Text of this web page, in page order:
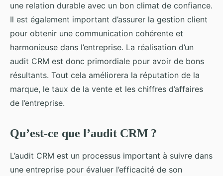
une relation durable avec un bon climat de confiance.
Il est également important d’assurer la gestion client
pour obtenir une communication cohérente et
harmonieuse dans l’entreprise. La réalisation d’un
audit CRM est donc primordiale pour avoir de bons
résultants. Tout cela améliorera la réputation de la
marque, le taux de la vente et les chiffres d’affaires
de l’entreprise.
Qu’est-ce que l’audit CRM ?
L’audit CRM est un processus important à suivre dans
une entreprise pour évaluer l’efficacité de son